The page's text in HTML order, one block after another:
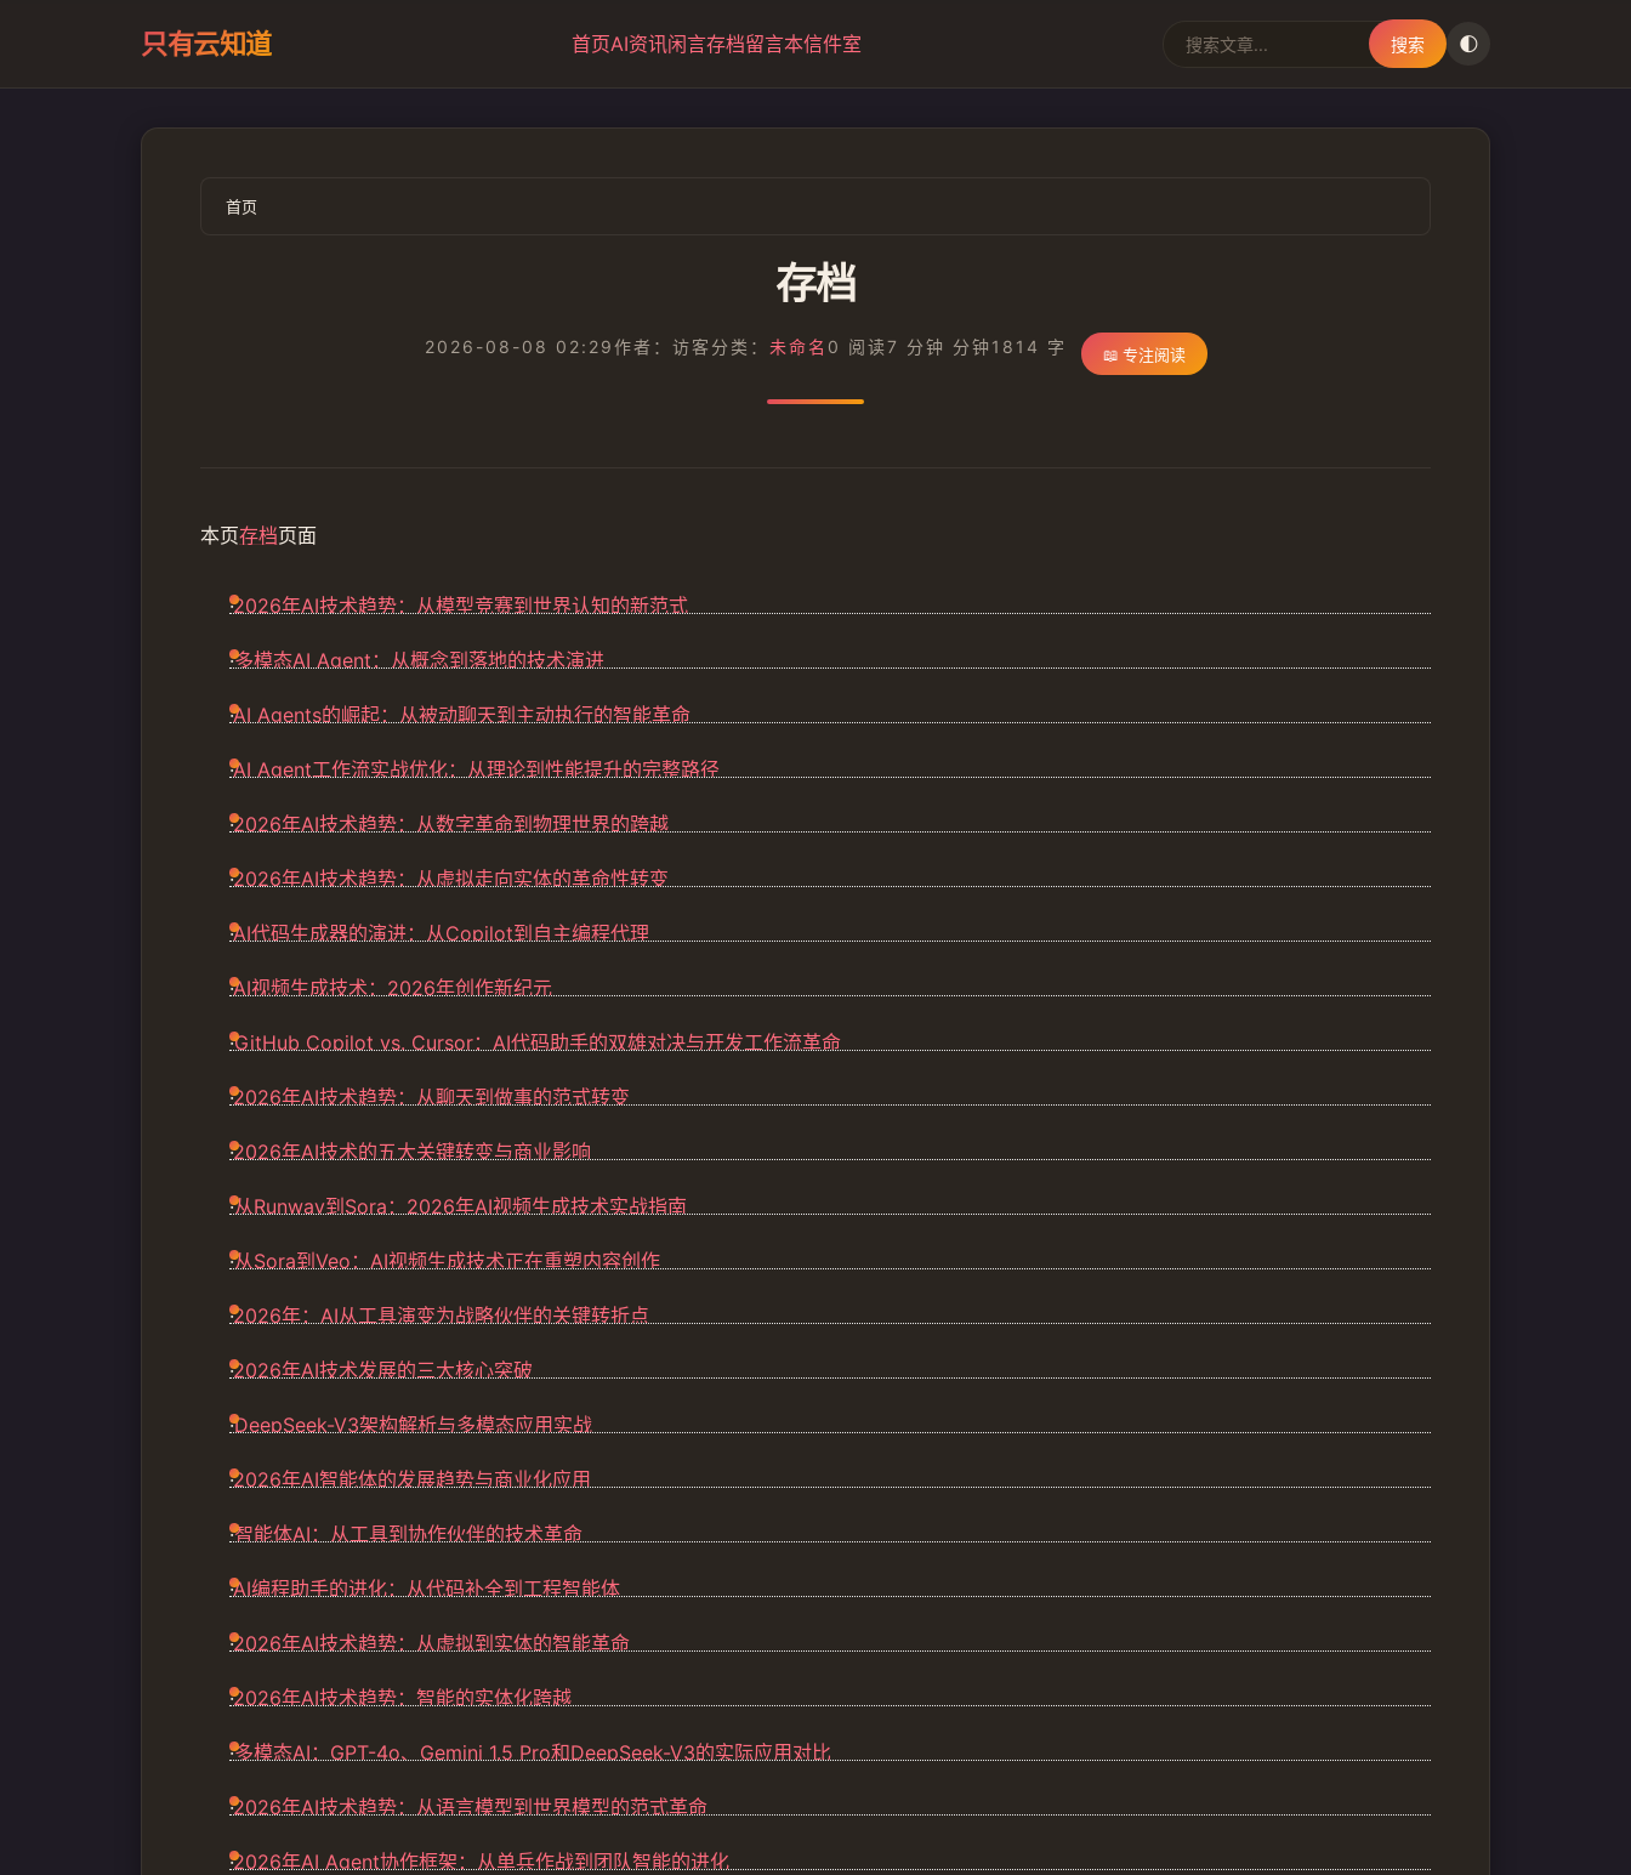
只有云知道 首页AI资讯闲言存档留言本信件室 搜索 🌓
首页
存档
2026-08-08 02:29作者：访客分类： 未命名 0 阅读7 分钟 分钟 1814 字 📖 专注阅读
本页存档页面
·2026年AI技术趋势：从模型竞赛到世界认知的新范式
·多模态AI Agent：从概念到落地的技术演进
·AI Agents的崛起：从被动聊天到主动执行的智能革命
·AI Agent工作流实战优化：从理论到性能提升的完整路径
·2026年AI技术趋势：从数字革命到物理世界的跨越
·2026年AI技术趋势：从虚拟走向实体的革命性转变
·AI代码生成器的演进：从Copilot到自主编程代理
·AI视频生成技术：2026年创作新纪元
·GitHub Copilot vs. Cursor：AI代码助手的双雄对决与开发工作流革命
·2026年AI技术趋势：从聊天到做事的范式转变
·2026年AI技术的五大关键转变与商业影响
·从Runway到Sora：2026年AI视频生成技术实战指南
·从Sora到Veo：AI视频生成技术正在重塑内容创作
·2026年：AI从工具演变为战略伙伴的关键转折点
·2026年AI技术发展的三大核心突破
·DeepSeek-V3架构解析与多模态应用实战
·2026年AI智能体的发展趋势与商业化应用
·智能体AI：从工具到协作伙伴的技术革命
·AI编程助手的进化：从代码补全到工程智能体
·2026年AI技术趋势：从虚拟到实体的智能革命
·2026年AI技术趋势：智能的实体化跨越
·多模态AI：GPT-4o、Gemini 1.5 Pro和DeepSeek-V3的实际应用对比
·2026年AI技术趋势：从语言模型到世界模型的范式革命
·2026年AI Agent协作框架：从单兵作战到团队智能的进化